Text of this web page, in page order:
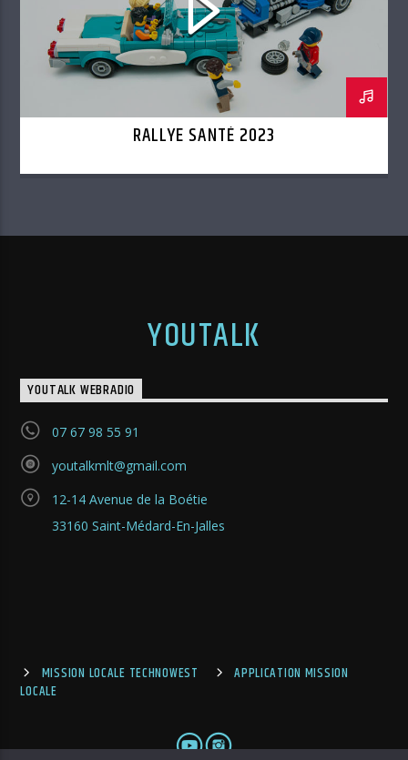
RALLYE SANTÉ 2023
YOUTALK
YOUTALK WEBRADIO
07 67 98 55 91
youtalkmlt@gmail.com
12-14 Avenue de la Boétie
33160 Saint-Médard-En-Jalles
MISSION LOCALE TECHNOWEST
APPLICATION MISSION
LOCALE